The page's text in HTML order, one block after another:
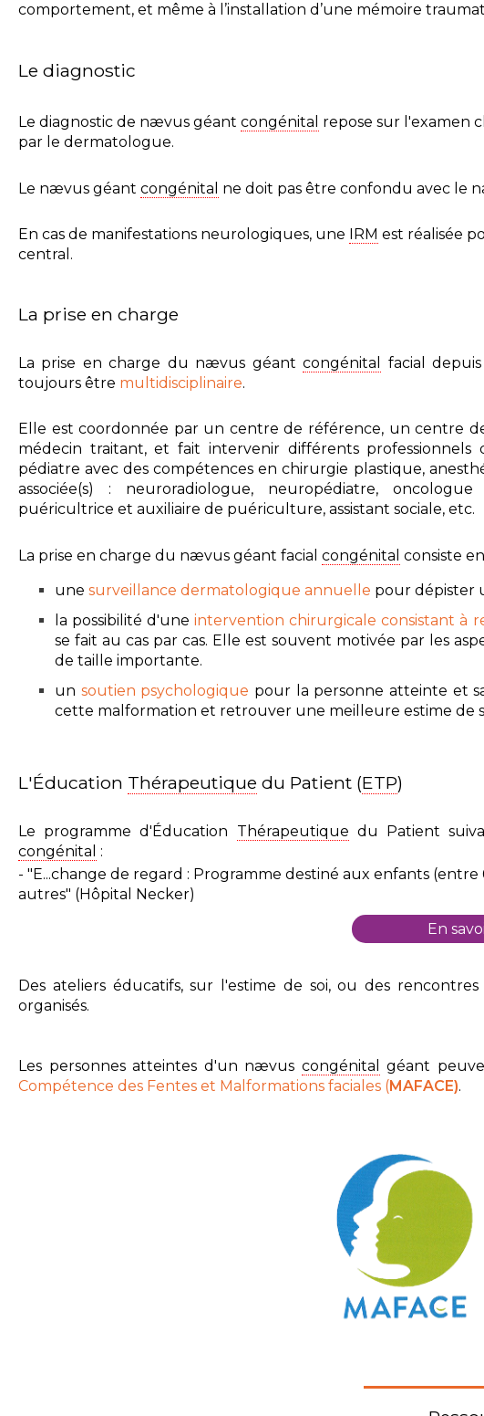
comportement, et même à l’installation d’une mémoire
Le diagnostic
Le diagnostic de nævus géant congénital repose sur l'examen
par le dermatologue.
Le nævus géant congénital ne doit pas être confondu avec le
En cas de manifestations neurologiques, une IRM est réalisée
central.
La prise en charge
La prise en charge du nævus géantcongénital
facial
toujours être multidisciplinaire.
Elle est coordonnée par un centre de référence, un centre
médecin traitant, et fait intervenir différents
pédiatre avec des compétences en chirurgie plastique,
associée(s) : neuroradiologue, neuropédiatre,
puéricultrice et auxiliaire de puériculture, assistant sociale, etc.
La prise en charge du nævus géant facial congénital consiste
une surveillance dermatologique annuelle pour dépister
la possibilité d'uneintervention chirurgicale consistant à
se fait au cas par cas. Elle est souvent motivée par les
de taille importante.
un soutien psychologique pour la personne atteinte et
cette malformation et retrouver une meilleure estime de
L'Éducation Thérapeutique du Patient (ETP)
Le programme d'Éducation Thérapeutique du Patient
congénital :
- "E...change de regard : Programme destiné aux enfants
autres" (Hôpital Necker)
En
Des ateliers éducatifs, sur l'estime de soi, ou des
organisés.
Les personnes atteintes d'un nævus congénital géant
Compétence des Fentes et Malformations faciales (MAFACE).